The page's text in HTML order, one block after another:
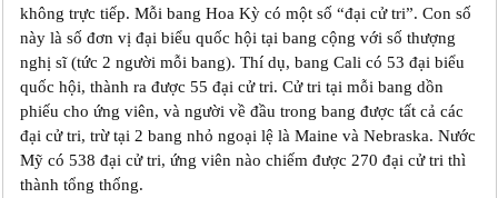
không trực tiếp. Mỗi bang Hoa Kỳ có một số “đại cử tri”. Con số
này là số đơn vị đại biểu quốc hội tại bang cộng với số thượng
nghị sĩ (tức 2 người mỗi bang). Thí dụ, bang Cali có 53 đại biểu
quốc hội, thành ra được 55 đại cử tri. Cử tri tại mỗi bang dồn
phiếu cho ứng viên, và người về đầu trong bang được tất cả các
đại cử tri, trừ tại 2 bang nhỏ ngoại lệ là Maine và Nebraska. Nước
Mỹ có 538 đại cử tri, ứng viên nào chiếm được 270 đại cử tri thì
thành tổng thống.